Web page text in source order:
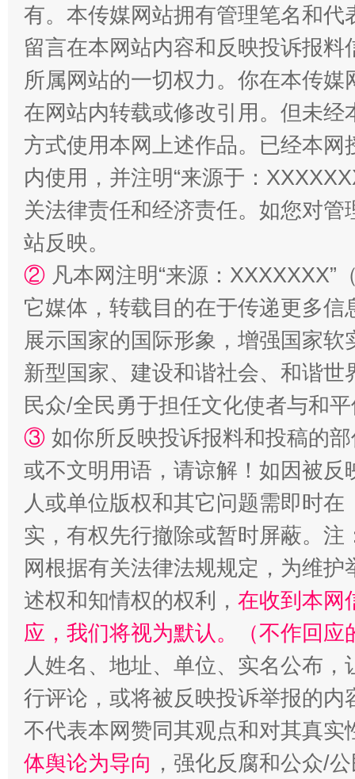
漫山遍野的桃花与雪山、麦地、白藏房 除
招工难、用工荒背后
有。本传媒网站拥有管理笔名和
留言在本网站内容和反映投诉报
所属网站的一切权力。你在本传
在网站内转载或修改引用。但未
方式使用本网上述作品。已经本
内使用，并注明“来源于：
关法律责任和经济责任。如您对
站反映。
② 凡本网注明“来源：
它媒体，转载目的在于传递更多
展示国家的国际形象，增强国家
新型国家、建设和谐社会、和谐
民众/全民勇于担任文化使者与和
③ 如你所反映投诉报料和投稿的
或不文明用语，请谅解！如因被
人或单位版权和其它问题需即时在
实，有权先行撤除或暂时屏蔽。
网根据有关法律法规规定，为维
述权和知情权的权利， 在收到本网
应，我们将视为默认。（不作回应
人姓名、地址、单位、实名公布
行评论，或将被反映投诉举报的
不代表本网赞同其观点和对其真实
体舆论为导向 ，强化反腐和公众/